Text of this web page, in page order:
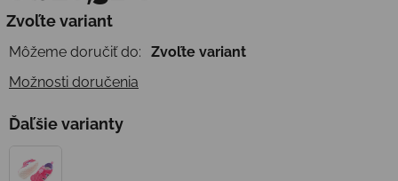
Jednotková cena:
Zvoľte variant
Môžeme doručiť do:
Zvoľte variant
Možnosti doručenia
Ďaľšie varianty